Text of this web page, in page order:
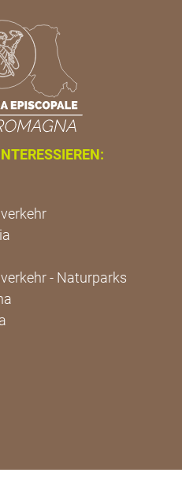
- Naturparks
Emilia-Romagna
Cammini Emilia-
von Cammini Emilia-
von Cammini